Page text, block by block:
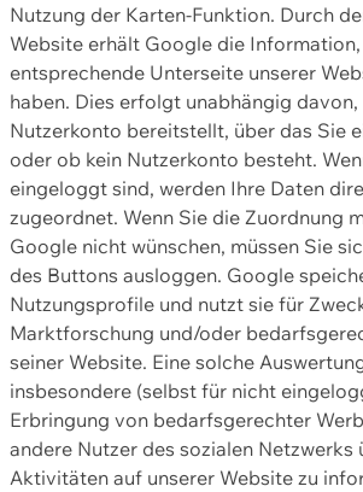
Nutzung der Karten-Funktion. Durch
Website erhält Google die
entsprechende Unterseite unserer
haben. Dies erfolgt unabhängig
Nutzerkonto bereitstellt, über das Sie
oder ob kein Nutzerkonto besteht.
eingeloggt sind, werden Ihre Daten
zugeordnet. Wenn Sie die Zuordnung
Google nicht wünschen, müssen Sie
des Buttons ausloggen. Google
Nutzungsprofile und nutzt sie für
Marktforschung und/oder
seiner Website. Eine solche
insbesondere (selbst für nicht
Erbringung von bedarfsgerechter
andere Nutzer des sozialen Netzwerks
Aktivitäten auf unserer Website zu